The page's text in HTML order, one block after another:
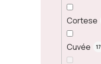
Cortese
Cuvée 17